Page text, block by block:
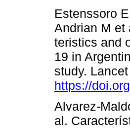
Estenssoro
Andrian M et
teristics and
19 in
study.
https://
Alvarez-
al.